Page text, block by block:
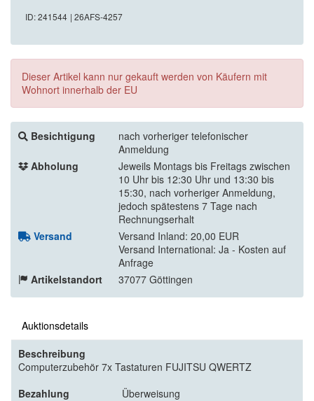
ID: 241544 | 26AFS-4257
Dieser Artikel kann nur gekauft werden von Käufern mit
Wohnort innerhalb der EU
Besichtigung
nach vorheriger telefonischer
Anmeldung
Abholung
Jeweils Montags bis Freitags zwischen
10 Uhr bis 12:30 Uhr und 13:30 bis
15:30, nach vorheriger Anmeldung,
jedoch spätestens 7 Tage nach
Rechnungserhalt
Versand
Versand Inland: 20,00 EUR
Versand International: Ja - Kosten auf
Anfrage
Artikelstandort
37077 Göttingen
Auktionsdetails
Beschreibung
Computerzubehör 7x Tastaturen FUJITSU QWERTZ
Bezahlung
Überweisung